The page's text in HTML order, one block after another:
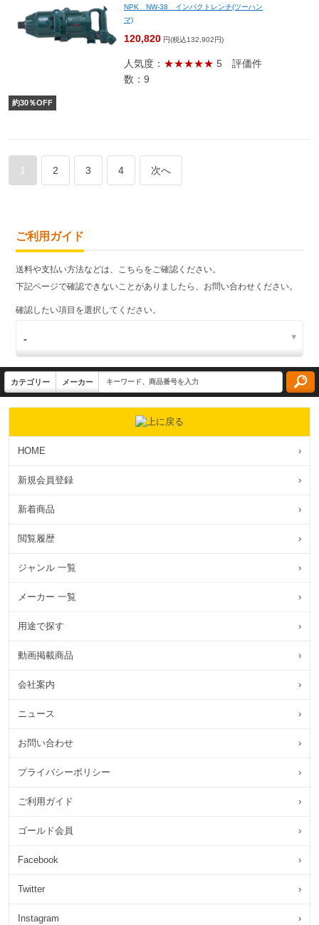
NPK NW-38 インパクトレンチ(ツーハン
マ)
120,820 円(税込132,902円)
人気度： ★★★★★ 5 評価件
数：9
約30％OFF
1 2 3 4 次へ
ご利用ガイド
送料や支払い方法などは、こちらをご確認ください。
下記ページで確認できないことがありましたら、お問い合わせください。
確認したい項目を選択してください。
HOME ›
新規会員登録 ›
新着商品 ›
閲覧履歴 ›
ジャンル 一覧 ›
メーカー 一覧 ›
用途で探す ›
動画掲載商品 ›
会社案内 ›
ニュース ›
お問い合わせ ›
プライバシーポリシー ›
ご利用ガイド ›
ゴールド会員 ›
Facebook ›
Twitter ›
Instagram ›